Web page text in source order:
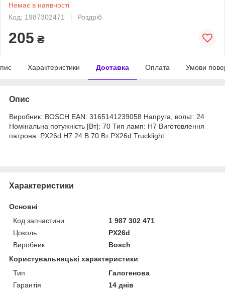
Немає в наявності
Код: 1987302471
Роздріб
205 ₴
Характеристики Доставка Оплата Умови
Опис
Виробник: BOSCH EAN: 3165141239058 Напруга, вольт: 24
Номінальна потужність [Вт]: 70 Тип ламп: H7 Виготовлення
патрона: PX26d H7 24 В 70 Вт PX26d Trucklight
Характеристики
Основні
Код запчастини
1 987 302 471
Цоколь
PX26d
Виробник
Bosch
Користувальницькі характеристики
Тип
Галогенова
Гарантія
14 днів